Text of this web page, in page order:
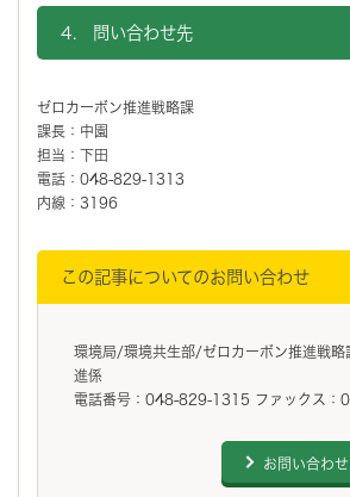
4. 問い合わせ先
ゼロカーボン推進戦略課
課長：中園
担当：下田
電話：048-829-1313
内線：3196
この記事についてのお問い合わせ
環境局/環境共生部/ゼロカーボン推進戦
進係
電話番号：048-829-1315 ファックス：
お問い合わ